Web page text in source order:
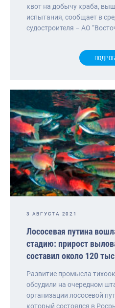
квот на добычу краба,
испытания, сообщает в
судостроителя – АО
3 АВГУСТА 2021
Лососевая путина
стадию: прирост
составил около 120
Развитие промысла
обсудили на очередном
организации лососевой
который состоялся в